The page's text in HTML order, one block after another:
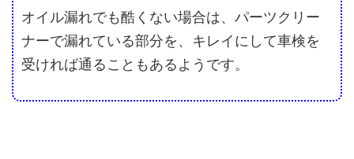
オイル漏れでも酷くない場合は、パーツクリー
ナーで漏れている部分を、キレイにして車検を
受ければ通ることもあるようです。